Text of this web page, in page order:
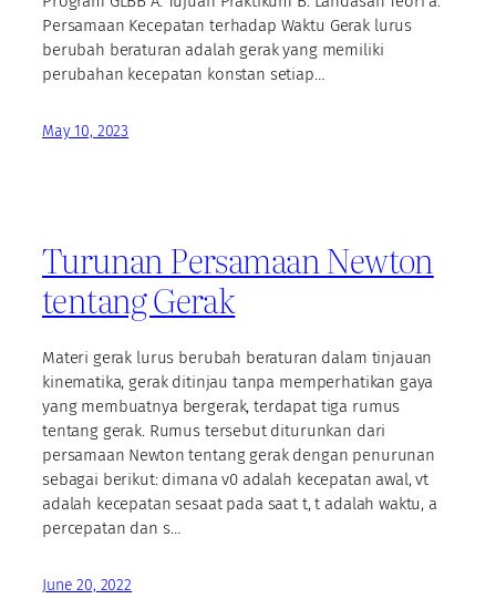
Persamaan Kecepatan terhadap Waktu Gerak lurus
berubah beraturan adalah gerak yang memiliki
perubahan kecepatan konstan setiap…
May 10, 2023
Turunan Persamaan Newton
tentang Gerak
Materi gerak lurus berubah beraturan dalam tinjauan
kinematika, gerak ditinjau tanpa memperhatikan gaya
yang membuatnya bergerak, terdapat tiga rumus
tentang gerak. Rumus tersebut diturunkan dari
persamaan Newton tentang gerak dengan penurunan
sebagai berikut: dimana v0 adalah kecepatan awal, vt
adalah kecepatan sesaat pada saat t, t adalah waktu, a
percepatan dan s…
June 20, 2022